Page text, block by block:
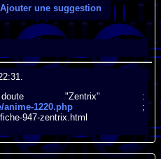
Ajouter une suggestion
"Zentrix" :
1220.php ;
947-zentrix.html